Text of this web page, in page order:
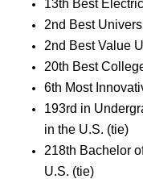
13th Best
2nd Best
2nd Best Value
20th Best
6th Most
193rd in
in the U.S. (tie)
218th Bachelor
U.S. (tie)